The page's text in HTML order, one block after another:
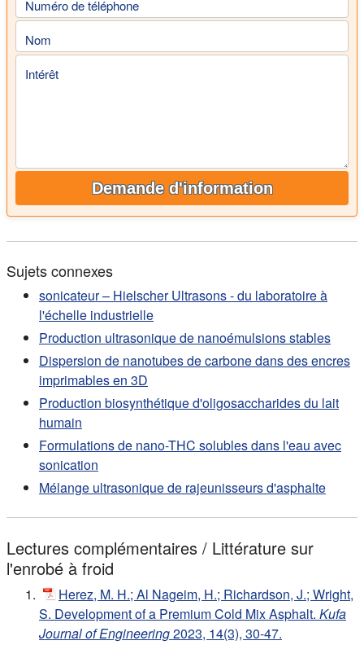
Numéro de téléphone
Nom
Intérêt
Demande d'information
Sujets connexes
sonicateur – Hielscher Ultrasons - du laboratoire à
l'échelle industrielle
Production ultrasonique de nanoémulsions stables
Dispersion de nanotubes de carbone dans des encres
imprimables en 3D
Production biosynthétique d'oligosaccharides du lait
humain
Formulations de nano-THC solubles dans l'eau avec
sonication
Mélange ultrasonique de rajeunisseurs d'asphalte
Lectures complémentaires / Littérature sur
l'enrobé à froid
Herez, M. H.; Al Nageim, H.; Richardson, J.; Wright,
S. Development of a Premium Cold Mix Asphalt. Kufa
Journal of Engineering2023, 14(3), 30-47.